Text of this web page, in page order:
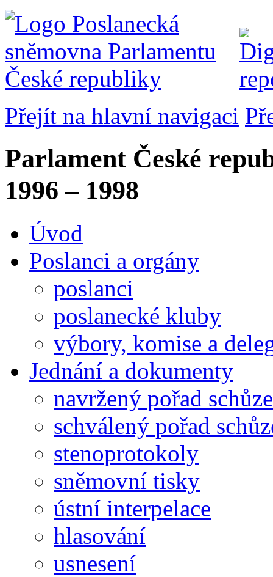
Přejít na hlavní navigaci
Parlament České
1996 – 1998
Úvod
Poslanci a orgány
poslanci
poslanecké kluby
výbory, komise a
Jednání a dokumenty
navržený pořad schůze
schválený pořad
stenoprotokoly
sněmovní tisky
ústní interpelace
hlasování
usnesení